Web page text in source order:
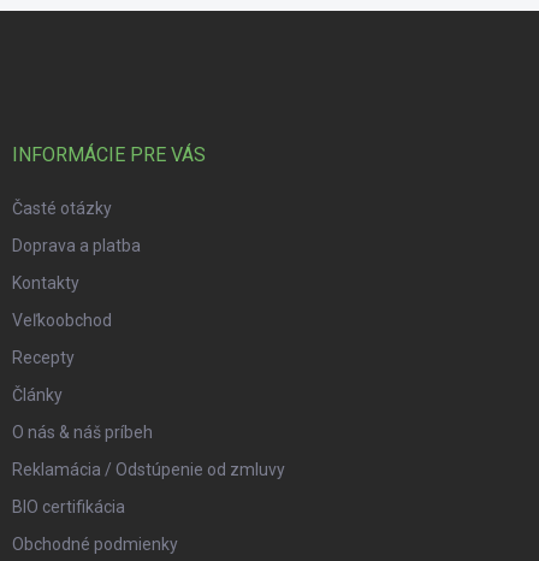
INFORMÁCIE PRE VÁS
Časté otázky
Doprava a platba
Kontakty
Veľkoobchod
Recepty
Články
O nás & náš príbeh
Reklamácia / Odstúpenie od zmluvy
BIO certifikácia
Obchodné podmienky